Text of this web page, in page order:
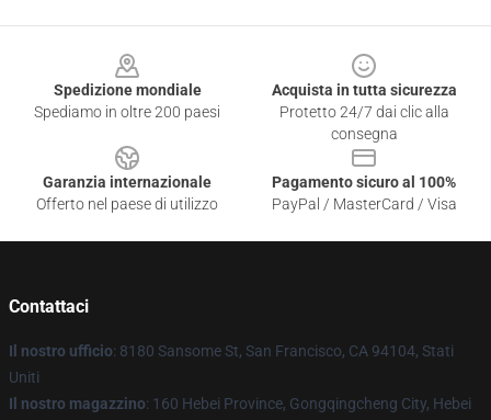
Spedizione mondiale
Spediamo in oltre 200 paesi
Acquista in tutta sicurezza
Protetto 24/7 dai clic alla
consegna
Garanzia internazionale
Offerto nel paese di utilizzo
Pagamento sicuro al 100%
PayPal / MasterCard / Visa
Contattaci
Il nostro ufficio: 8180 Sansome St, San Francisco, CA 94104, Stati
Uniti
Il nostro magazzino: 160 Hebei Province, Gongqingcheng City, Hebei